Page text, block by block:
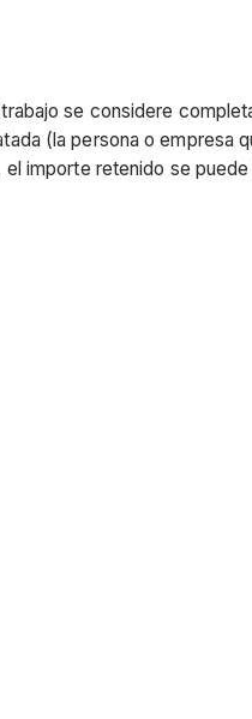
se considere
(la persona o empresa
importe retenido se